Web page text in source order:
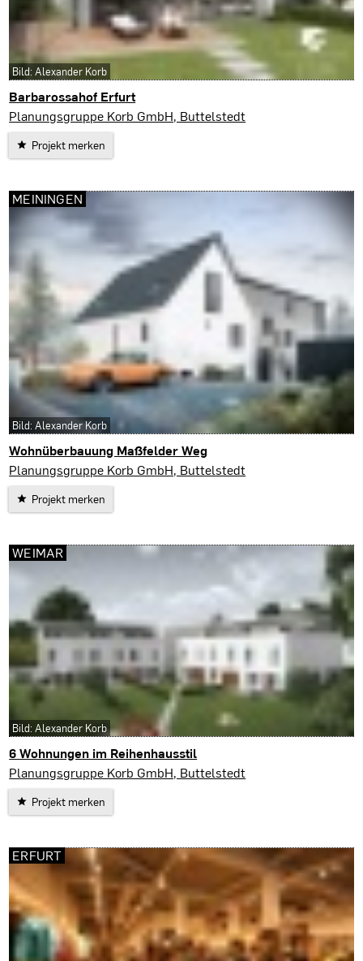
Barbarossahof Erfurt
Erfurt
Planungsgruppe Korb GmbH, Buttelstedt
Projekt merken
Bild: Alexander Korb
Wohnüberbauung Maßfelder Weg
Meiningen
Planungsgruppe Korb GmbH, Buttelstedt
Projekt merken
MEININGEN
Bild: Alexander Korb
6 Wohnungen im Reihenhausstil
Weimar
Planungsgruppe Korb GmbH, Buttelstedt
Projekt merken
WEIMAR
Bild: Alexander Korb
ERFURT